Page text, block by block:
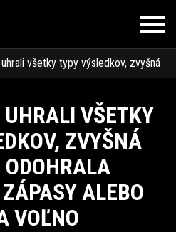
všetky typy výsledkov, zvyšná
VŠETKY
ZVYŠNÁ
ALEBO
VOĽNO